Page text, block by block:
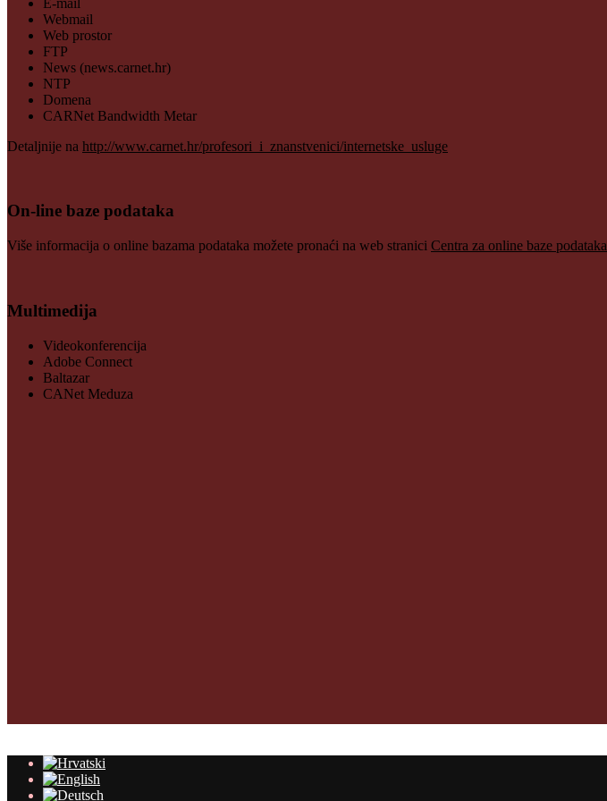
Webmail
Web prostor
FTP
News (news.carnet.hr)
NTP
Domena
CARNet Bandwidth Metar
Detaljnije na http://www.carnet.hr/profesori_i_znanstvenici/internetske_usluge
On-line baze podataka
Više informacija o online bazama podataka možete pronaći na web stranici Centra za online baze podataka
Multimedija
Videokonferencija
Adobe Connect
Baltazar
CANet Meduza